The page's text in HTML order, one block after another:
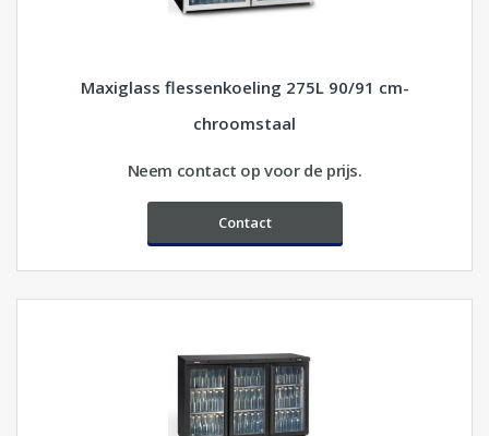
Maxiglass flessenkoeling 275L 90/91 cm-
chroomstaal
Neem contact op voor de prijs.
Contact